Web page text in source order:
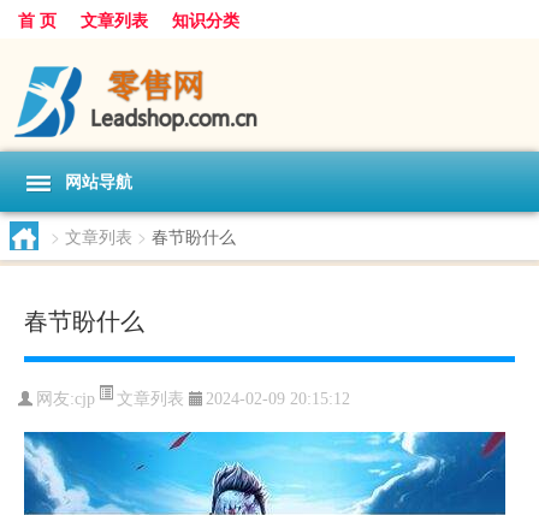
首 页 文章列表 知识分类
网站导航
> 文章列表 > 春节盼什么
春节盼什么
网友:cjp 文章列表 2024-02-09 20:15:12